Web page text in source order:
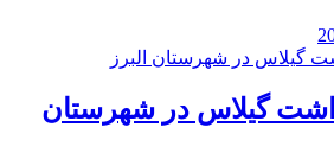
گیلاس در شهرستان